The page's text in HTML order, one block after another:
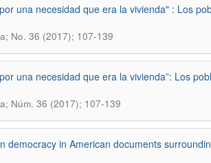
una necesidad que era la vivienda" : Los
No. 36 (2017); 107-139
una necesidad que era la vivienda”: Los
Núm. 36 (2017); 107-139
democracy in American documents